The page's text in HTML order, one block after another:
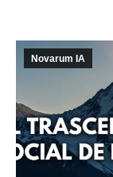
Novarum IA